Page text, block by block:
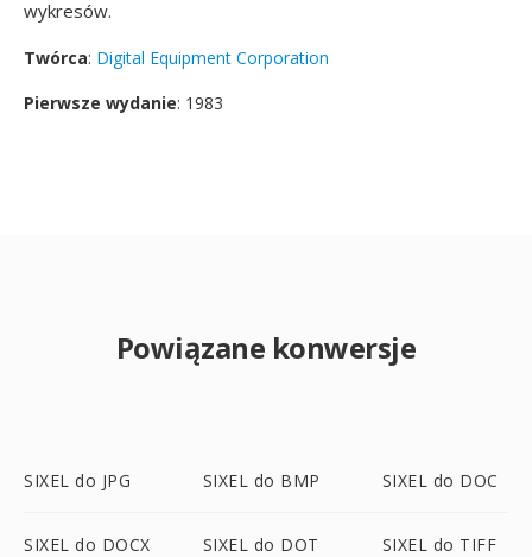
wykresów.
Twórca: Digital Equipment Corporation
Pierwsze wydanie: 1983
Powiązane konwersje
SIXEL do JPG SIXEL do BMP SIXEL do DOC
SIXEL do DOCX SIXEL do DOT SIXEL do TIFF